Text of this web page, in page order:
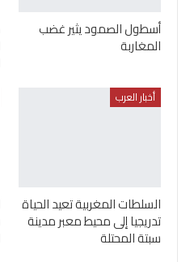
أسطول الصمود يثير غضب
المغاربة
أخبار العرب
السلطات المغربية تعيد الحياة
تدريجيا إلى محيط معبر مدينة
سبتة المحتلة